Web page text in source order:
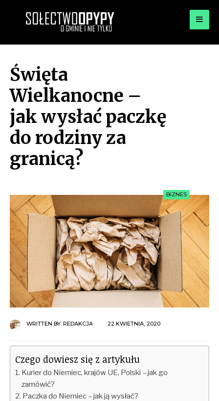
OPYPY.PL
Święta
Wielkanocne –
jak wysłać paczkę
do rodziny za
granicą?
BIZNES
WRITTEN BY: REDAKCJA 22 KWIETNIA, 2020
Czego dowiesz się z artykułu
Kurier do Niemiec, krajów UE, Polski – jak go
zamówić?
Paczka do Niemiec – jak ją wysłać?